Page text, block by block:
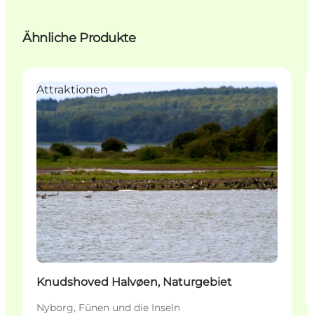
Ähnliche Produkte
Attraktionen
Knudshoved Halvøen, Naturgebiet
Nyborg, Fünen und die Inseln